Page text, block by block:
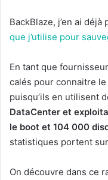
BackBlaze, j’en ai déjà
que j’utilise pour
En tant que
calés pour connaitre
puisqu’ils en utilisent
DataCenter et
le boot et 104 000
statistiques portent
On découvre dans ce